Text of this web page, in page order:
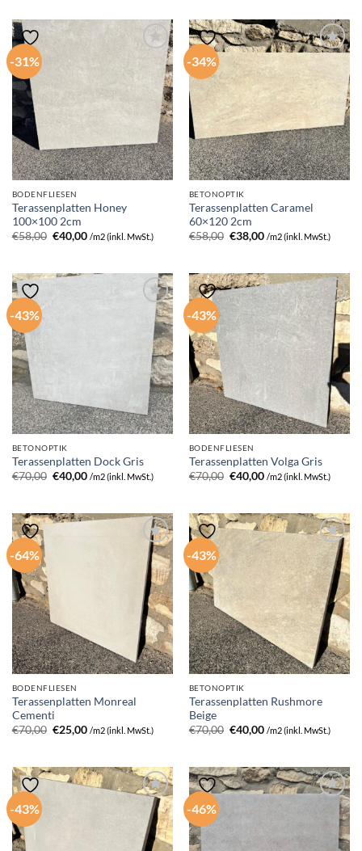
-31%
BODENFLIESEN
Terassenplatten Honey
100×100 2cm
€58,00 Ursprünglicher
Preis
€40,00Aktueller
Preis
/m2 (inkl. MwSt.)
-34%
BETONOPTIK
Terassenplatten Caramel
60×120 2cm
€58,00 Ursprünglicher
Preis
€38,00Aktueller
Preis
/m2 (inkl. MwSt.)
-43%
BETONOPTIK
Terassenplatten Dock Gris
€70,00 Ursprünglicher
Preis
€40,00Aktueller
Preis
/m2 (inkl. MwSt.)
-43%
BODENFLIESEN
Terassenplatten Volga Gris
€70,00 Ursprünglicher
Preis
€40,00Aktueller
Preis
/m2 (inkl. MwSt.)
-64%
BODENFLIESEN
Terassenplatten Monreal
Cementi
€70,00 Ursprünglicher
Preis
€25,00Aktueller
Preis
/m2 (inkl. MwSt.)
-43%
BETONOPTIK
Terassenplatten Rushmore
Beige
€70,00 Ursprünglicher
Preis
€40,00Aktueller
Preis
/m2 (inkl. MwSt.)
-43% -46%